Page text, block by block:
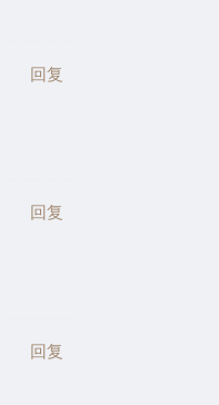
回复
回复
回复